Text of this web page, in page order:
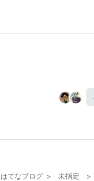
はてなブログ > 未指定 >